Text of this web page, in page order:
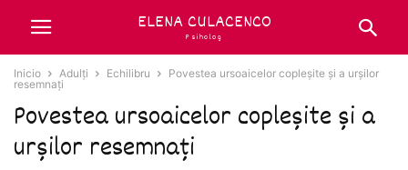
ELENA CULACENCO
Psiholog
Inicio Adulți Echilibru
Povestea ursoaicelor copleșite și a urșilor
resemnați
Povestea ursoaicelor copleșite și a
urșilor resemnați